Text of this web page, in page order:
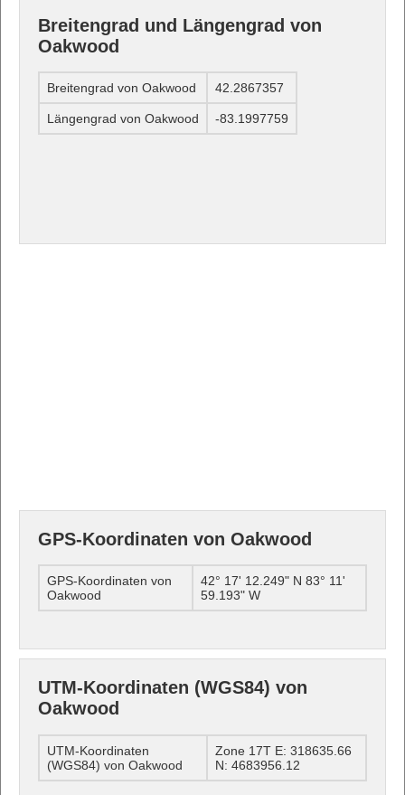
Breitengrad und Längengrad von
Oakwood
Breitengrad von Oakwood 42.2867357
Längengrad von Oakwood -83.1997759
GPS-Koordinaten von Oakwood
GPS-Koordinaten von
Oakwood
42° 17' 12.249" N 83° 11'
59.193" W
UTM-Koordinaten (WGS84) von
Oakwood
UTM-Koordinaten
(WGS84) von Oakwood
Zone 17T E: 318635.66
N: 4683956.12